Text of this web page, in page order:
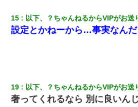
デパートの外商『私さんだと名乗る女が
していて…』私「！？」→ 翌日。ママ友
近所のお寺に住み込みで手伝いしてる知
15 以下、？ちゃんねるからVIPがお送
設定とかねーから…事実なんだ
19 以下、？ちゃんねるからVIPがお送
奢ってくれるなら 別に良いん